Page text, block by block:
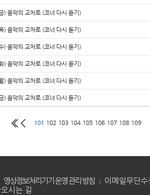
음악의 교차로 (코너 다시 듣기)
음악의 교차로 (코너 다시 듣기)
음악의 교차로 (코너 다시 듣기)
음악의 교차로 (코너 다시 듣기)
음악의 교차로 (코너 다시 듣기)
음악의 교차로 (코너 다시 듣기)
101 102 103 104 105 106 107 108 109
영상정보처리기기 운영 관리 방침
이메일무단
시는 길